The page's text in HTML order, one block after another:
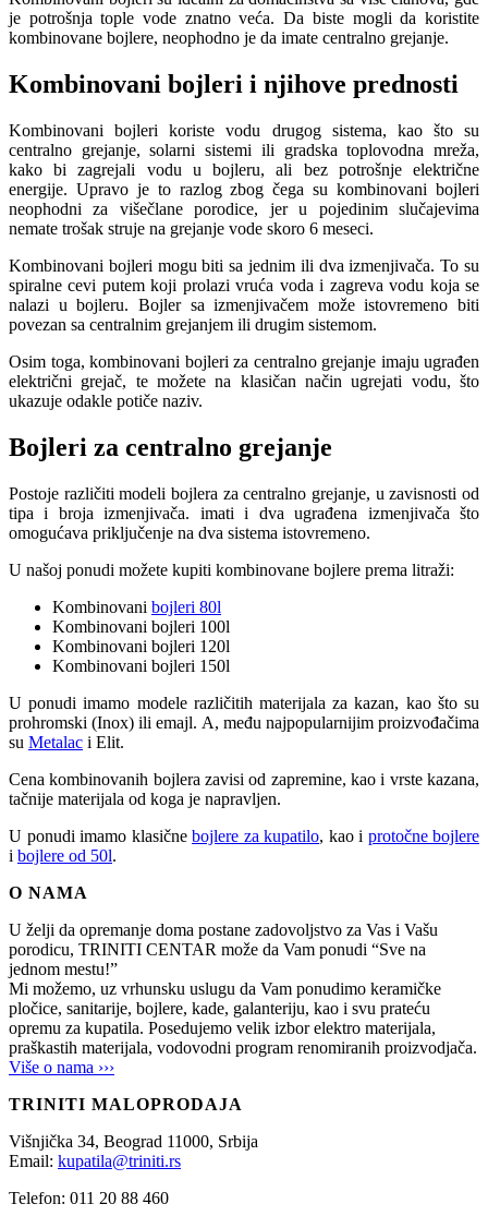
je potrošnja tople vode znatno veća. Da biste mogli da koristite
kombinovane bojlere, neophodno je da imate centralno grejanje.
Kombinovani bojleri i njihove prednosti
Kombinovani bojleri koriste vodu drugog sistema, kao što su
centralno grejanje, solarni sistemi ili gradska toplovodna mreža,
kako bi zagrejali vodu u bojleru, ali bez potrošnje električne
energije. Upravo je to razlog zbog čega su kombinovani bojleri
neophodni za višečlane porodice, jer u pojedinim slučajevima
nemate trošak struje na grejanje vode skoro 6 meseci.
Kombinovani bojleri mogu biti sa jednim ili dva izmenjivača. To su
spiralne cevi putem koji prolazi vruća voda i zagreva vodu koja se
nalazi u bojleru. Bojler sa izmenjivačem može istovremeno biti
povezan sa centralnim grejanjem ili drugim sistemom.
Osim toga, kombinovani bojleri za centralno grejanje imaju ugrađen
električni grejač, te možete na klasičan način ugrejati vodu, što
ukazuje odakle potiče naziv.
Bojleri za centralno grejanje
Postoje različiti modeli bojlera za centralno grejanje, u zavisnosti od
tipa i broja izmenjivača. imati i dva ugrađena izmenjivača što
omogućava priključenje na dva sistema istovremeno.
U našoj ponudi možete kupiti kombinovane bojlere prema litraži:
Kombinovani bojleri 80l
Kombinovani bojleri 100l
Kombinovani bojleri 120l
Kombinovani bojleri 150l
U ponudi imamo modele različitih materijala za kazan, kao što su
prohromski (Inox) ili emajl. A, među najpopularnijim proizvođačima
su Metalac i Elit.
Cena kombinovanih bojlera zavisi od zapremine, kao i vrste kazana,
tačnije materijala od koga je napravljen.
U ponudi imamo klasične bojlere za kupatilo, kao i protočne bojlere
i bojlere od 50l.
O NAMA
U želji da opremanje doma postane zadovoljstvo za Vas i Vašu
porodicu, TRINITI CENTAR može da Vam ponudi “Sve na
jednom mestu!”
Mi možemo, uz vrhunsku uslugu da Vam ponudimo keramičke
pločice, sanitarije, bojlere, kade, galanteriju, kao i svu prateću
opremu za kupatila. Posedujemo velik izbor elektro materijala,
praškastih materijala, vodovodni program renomiranih proizvodjača.
Više o nama ›››
TRINITI MALOPRODAJA
Višnjička 34, Beograd 11000, Srbija
Email: kupatila@triniti.rs
Telefon: 011 20 88 460